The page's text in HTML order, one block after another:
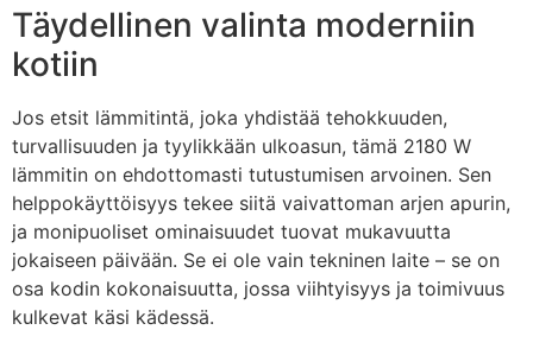
Täydellinen valinta moderniin
kotiin
Jos etsit lämmitintä, joka yhdistää tehokkuuden,
turvallisuuden ja tyylikkään ulkoasun, tämä 2180 W
lämmitin on ehdottomasti tutustumisen arvoinen. Sen
helppokäyttöisyys tekee siitä vaivattoman arjen apurin,
ja monipuoliset ominaisuudet tuovat mukavuutta
jokaiseen päivään. Se ei ole vain tekninen laite – se on
osa kodin kokonaisuutta, jossa viihtyisyys ja toimivuus
kulkevat käsi kädessä.